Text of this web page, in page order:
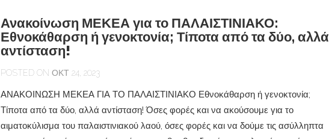
Ανακοίνωση ΜΕΚΕΑ για το ΠΑΛΑΙΣΤΙΝΙΑΚΟ:
Εθνοκάθαρση ή γενοκτονία; Τίποτα από τα δύο, αλλά
αντίσταση!
POSTED ON ΟΚΤ 24, 2023
ΑΝΑΚΟΙΝΩΣΗ ΜΕΚΕΑ ΓΙΑ ΤΟ ΠΑΛΑΙΣΤΙΝΙΑΚΟ Εθνοκάθαρση ή γενοκτονία;
Τίποτα από τα δύο, αλλά αντίσταση! Όσες φορές και να ακούσουμε για το
αιματοκύλισμα του παλαιστινιακού λαού, όσες φορές και να δούμε τις ασύλληπτα